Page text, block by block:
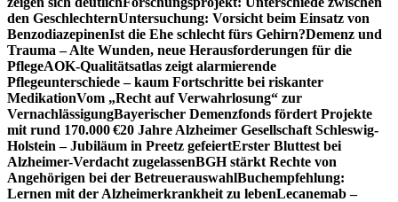
den GeschlechternUntersuchung: Vorsicht beim Einsatz von
BenzodiazepinenIst die Ehe schlecht fürs Gehirn?Demenz und
Trauma – Alte Wunden, neue Herausforderungen für die
PflegeAOK-Qualitätsatlas zeigt alarmierende
Pflegeunterschiede – kaum Fortschritte bei riskanter
MedikationVom „Recht auf Verwahrlosung“ zur
VernachlässigungBayerischer Demenzfonds fördert Projekte
mit rund 170.000 €20 Jahre Alzheimer Gesellschaft Schleswig-
Holstein – Jubiläum in Preetz gefeiertErster Bluttest bei
Alzheimer-Verdacht zugelassenBGH stärkt Rechte von
Angehörigen bei der BetreuerauswahlBuchempfehlung:
Lernen mit der Alzheimerkrankheit zu lebenLecanemab –